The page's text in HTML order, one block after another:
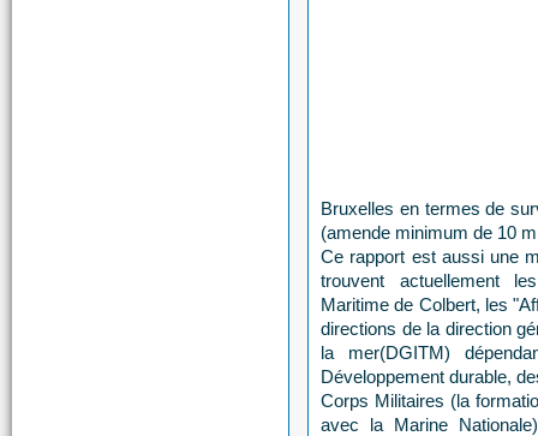
Bruxelles en termes de
(amende minimum de 10
Ce rapport est aussi une
trouvent actuellement
Maritime de Colbert, les
directions de la direction
la mer(DGITM)
Développement durable,
Corps Militaires (la
avec la Marine